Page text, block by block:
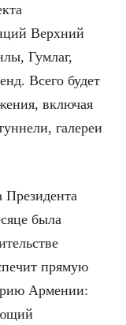
Верхний
Гумлаг,
Всего будет
включая
галереи
была
прямую
Армении: